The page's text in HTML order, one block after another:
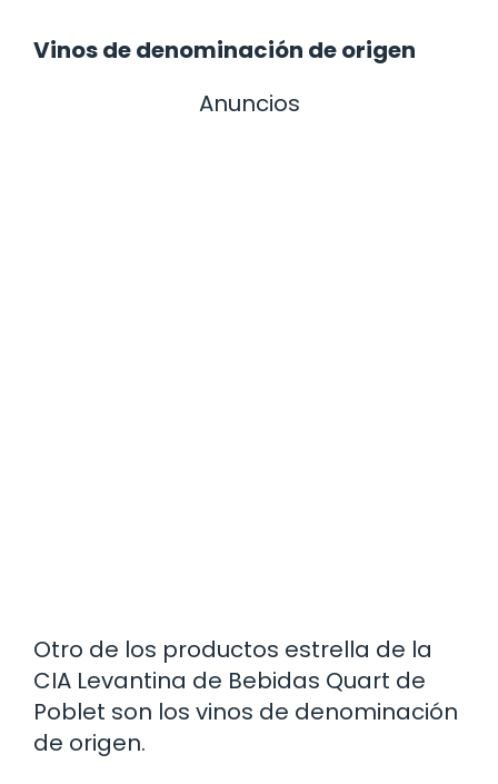
Vinos de denominación de origen
Anuncios
Otro de los productos estrella de la
CIA Levantina de Bebidas Quart de
Poblet son los vinos de denominación
de origen.